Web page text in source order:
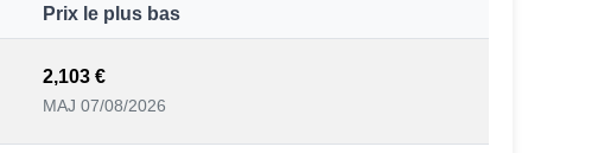
Prix le plus bas
2,103 €
MAJ 07/08/2026